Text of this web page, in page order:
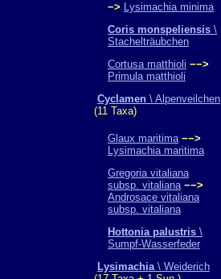
−> Lysimachia minima
Coris monspeliensis \
Stachelträubchen
Cortusa matthioli −−>
Primula matthioli
Cyclamen \ Alpenveilchen
(11 Taxa)
Glaux maritima −−>
Lysimachia maritima
Gregoria vitaliana
subsp. vitaliana −−>
Androsace vitaliana
subsp. vitaliana
Hottonia palustris \
Sumpf-Wasserfeder
Lysimachia\ Weiderich